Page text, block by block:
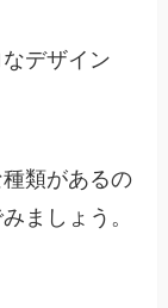
デザイン
類があるの
ましょう。